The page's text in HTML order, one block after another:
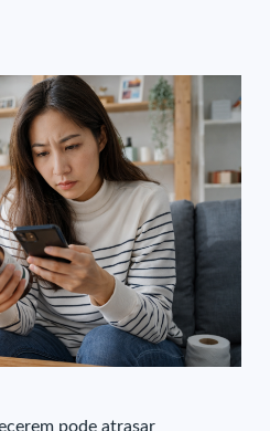
pode atrasar